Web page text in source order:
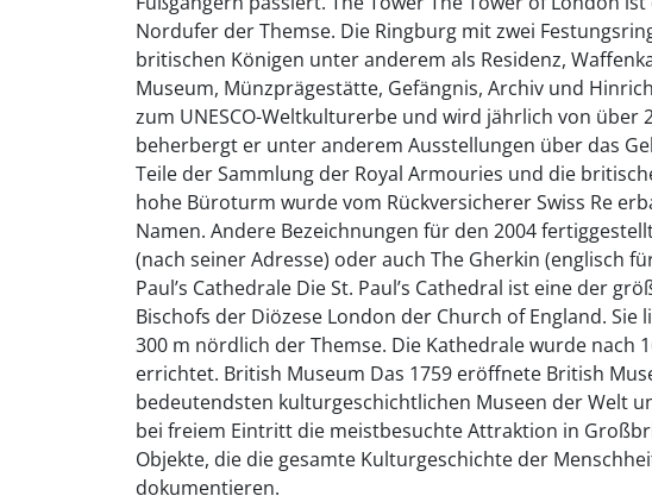
Nordufer der Themse. Die Ringburg mit zwei
britischen Königen unter anderem als Residenz,
Museum, Münzprägestätte, Gefängnis, Archiv und
zum UNESCO-Weltkulturerbe und wird jährlich von über
beherbergt er unter anderem Ausstellungen über das
Teile der Sammlung der Royal Armouries und die
hohe Büroturm wurde vom Rückversicherer Swiss Re
Namen. Andere Bezeichnungen für den 2004
(nach seiner Adresse) oder auch The Gherkin (englisch
Paul’s Cathedrale Die St. Paul’s Cathedral ist eine der
Bischofs der Diözese London der Church of England.
300 m nördlich der Themse. Die Kathedrale wurde nach
errichtet. British Museum Das 1759 eröffnete British
bedeutendsten kulturgeschichtlichen Museen der Welt
bei freiem Eintritt die meistbesuchte Attraktion in
Objekte, die die gesamte Kulturgeschichte der
dokumentieren.